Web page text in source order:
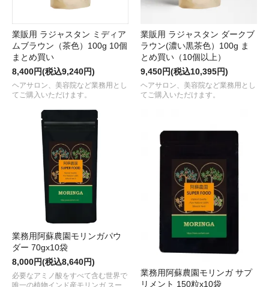
業販用 ラジャスタン ミディア
ムブラウン（茶色）100g 10個
まとめ買い
8,400円(税込9,240円)
ヘアサロン、美容院など業務用とし
てご購入いただけます。
業販用 ラジャスタン ダークブ
ラウン(濃い黒茶色）100g ま
とめ買い（10個以上）
9,450円(税込10,395円)
ヘアサロン、美容院など業務用とし
てご購入いただけます。
業務用阿蘇農園モリンガパウ
ダー 70gx10袋
8,000円(税込8,640円)
必要なアミノ酸をすべて含む世界で
唯一の植物インド産モリンガ スー
業務用阿蘇農園モリンガ サプ
リメント 150粒x10袋